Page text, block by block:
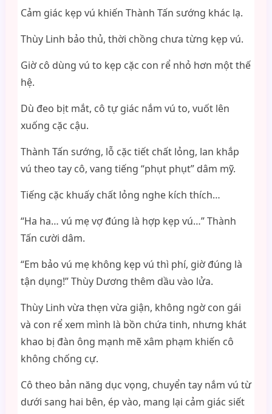
Cảm giác kẹp vú khiến Thành Tấn sướng khác lạ.
Thùy Linh bảo thủ, thời chồng chưa từng kẹp vú.
Giờ cô dùng vú to kẹp cặc con rể nhỏ hơn một thế
hệ.
Dù đeo bịt mắt, cô tự giác nắm vú to, vuốt lên
xuống cặc cậu.
Thành Tấn sướng, lỗ cặc tiết chất lỏng, lan khắp
vú theo tay cô, vang tiếng “phụt phụt” dâm mỹ.
Tiếng cặc khuấy chất lỏng nghe kích thích…
“Ha ha… vú mẹ vợ đúng là hợp kẹp vú…” Thành
Tấn cười dâm.
“Em bảo vú mẹ không kẹp vú thì phí, giờ đúng là
tận dụng!” Thùy Dương thêm dầu vào lửa.
Thùy Linh vừa thẹn vừa giận, không ngờ con gái
và con rể xem mình là bồn chứa tinh, nhưng khát
khao bị đàn ông mạnh mẽ xâm phạm khiến cô
không chống cự.
Cô theo bản năng dục vọng, chuyển tay nắm vú từ
dưới sang hai bên, ép vào, mang lại cảm giác siết